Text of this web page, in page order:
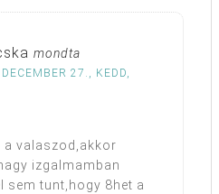
mondta
27., KEDD,
a valaszod,akkor
izgalmamban
sem tunt,hogy 8het a